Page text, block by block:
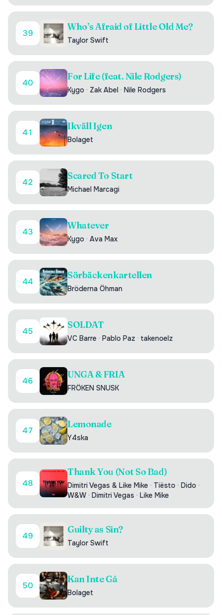
39
Who’s Afraid of Little Old Me?
Taylor Swift
40
For Life (feat. Nile Rodgers)
Kygo · Zak Abel · Nile Rodgers
41
Ikväll Igen
Bolaget
42
Scared To Start
Michael Marcagi
43
Whatever
Kygo · Ava Max
44
Sörbäckenkartellen
Bröderna Öhman
45
SOLDAT
VC Barre · Pablo Paz · takenoelz
46
UNGA & FRIA
FRÖKEN SNUSK
47
Lemonade
Y4ska
48
Thank You (Not So Bad)
Dimitri Vegas & Like Mike · Tiësto · Dido ·
W&W · Dimitri Vegas · Like Mike
49
Guilty as Sin?
Taylor Swift
50
Kan Inte Gå
Bolaget